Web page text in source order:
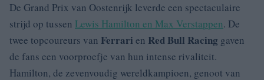
De Grand Prix van Oostenrijk leverde een spectaculaire
strijd op tussen Lewis Hamilton en Max Verstappen. De
twee topcoureurs van Ferrari en Red Bull Racing gaven
de fans een voorproefje van hun intense rivaliteit.
Hamilton, de zevenvoudig wereldkampioen, genoot van